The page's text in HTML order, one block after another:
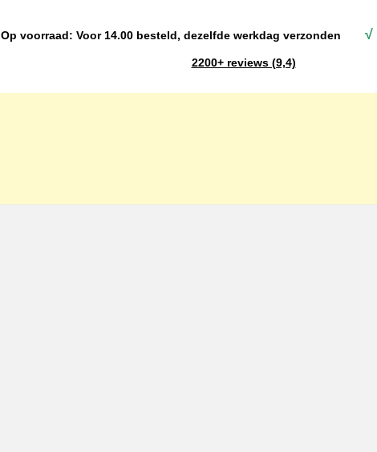
Op voorraad: Voor 14.00 besteld, dezelfde werkdag verzonden √
2200+ reviews (9,4)